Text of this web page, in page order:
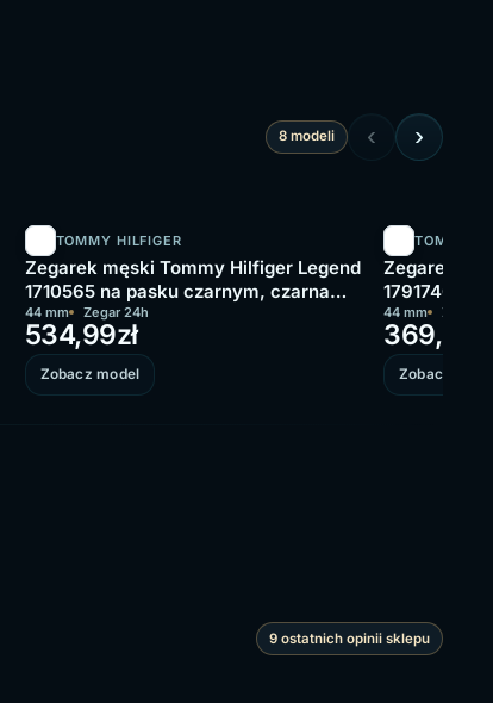
8 modeli ‹ ›
TOMMY HILFIGER
Zegarek męski Tommy Hilfiger Legend
1710565 na pasku czarnym, czarna
tarcza
44 mm Zegar 24h
534,99zł
Zobacz model
TOMMY
Zegarek
1791740 na
tarcza
44 mm Zegar
369,99
Zobacz
9 ostatnich opinii sklepu